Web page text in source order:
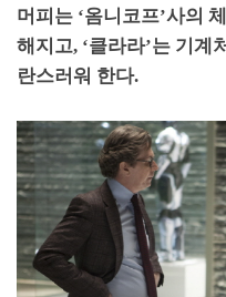
머피는 ‘옴니코프’사의
해지고, ‘클라라’는 기계
란스러워 한다.